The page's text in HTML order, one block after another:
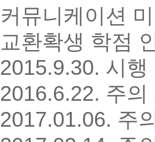
커뮤니케이션
교환확생 학점
2015.9.30. 시행
2016.6.22. 주의
2017.01.06. 주